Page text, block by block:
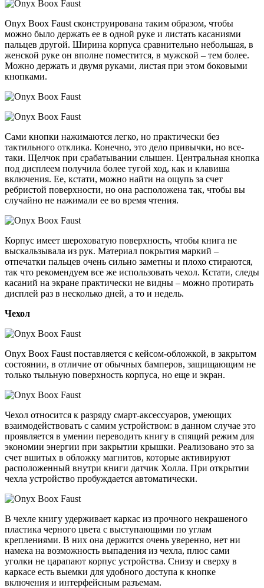
Onyx Boox Faust сконструирована таким образом, чтобы
можно было держать ее в одной руке и листать касаниями
пальцев другой. Ширина корпуса сравнительно небольшая, в
женской руке он вполне поместится, в мужской – тем более.
Можно держать и двумя руками, листая при этом боковыми
кнопками.
Сами кнопки нажимаются легко, но практически без
тактильного отклика. Конечно, это дело привычки, но все-
таки. Щелчок при срабатывании слышен. Центральная кнопка
под дисплеем получила более тугой ход, как и клавиша
включения. Ее, кстати, можно найти на ощупь за счет
ребристой поверхности, но она расположена так, чтобы вы
случайно не нажимали ее во время чтения.
Корпус имеет шероховатую поверхность, чтобы книга не
выскальзывала из рук. Материал покрытия маркий –
отпечатки пальцев очень сильно заметны и плохо стираются,
так что рекомендуем все же использовать чехол. Кстати, следы
касаний на экране практически не видны – можно протирать
дисплей раз в несколько дней, а то и недель.
Чехол
Onyx Boox Faust поставляется с кейсом-обложкой, в закрытом
состоянии, в отличие от обычных бамперов, защищающим не
только тыльную поверхность корпуса, но еще и экран.
Чехол относится к разряду смарт-аксессуаров, умеющих
взаимодействовать с самим устройством: в данном случае это
проявляется в умении переводить книгу в спящий режим для
экономии энергии при закрытии крышки. Реализовано это за
счет вшитых в обложку магнитов, которые активируют
расположенный внутри книги датчик Холла. При открытии
чехла устройство пробуждается автоматически.
В чехле книгу удерживает каркас из прочного некрашеного
пластика черного цвета с выступающими по углам
креплениями. В них она держится очень уверенно, нет ни
намека на возможность выпадения из чехла, плюс сами
уголки не царапают корпус устройства. Снизу и сверху в
каркасе есть выемки для удобного доступа к кнопке
включения и интерфейсным разъемам.